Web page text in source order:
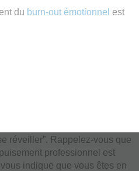
du burn-out émotionnel est
réveiller”. Rappelez-vous que
professionnel est
indique que vous êtes en